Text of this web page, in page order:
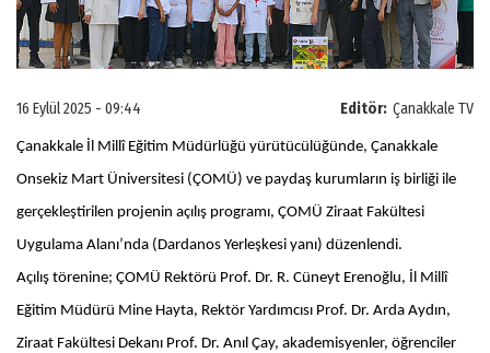
Editör: Çanakkale TV
16 Eylül 2025 - 09:44
Çanakkale İl Millî Eğitim Müdürlüğü yürütücülüğünde, Çanakkale
Onsekiz Mart Üniversitesi (ÇOMÜ) ve paydaş kurumların iş birliği ile
gerçekleştirilen projenin açılış programı, ÇOMÜ Ziraat Fakültesi
Uygulama Alanı’nda (Dardanos Yerleşkesi yanı) düzenlendi.
Açılış törenine; ÇOMÜ Rektörü Prof. Dr. R. Cüneyt Erenoğlu, İl Millî
Eğitim Müdürü Mine Hayta, Rektör Yardımcısı Prof. Dr. Arda Aydın,
Ziraat Fakültesi Dekanı Prof. Dr. Anıl Çay, akademisyenler, öğrenciler